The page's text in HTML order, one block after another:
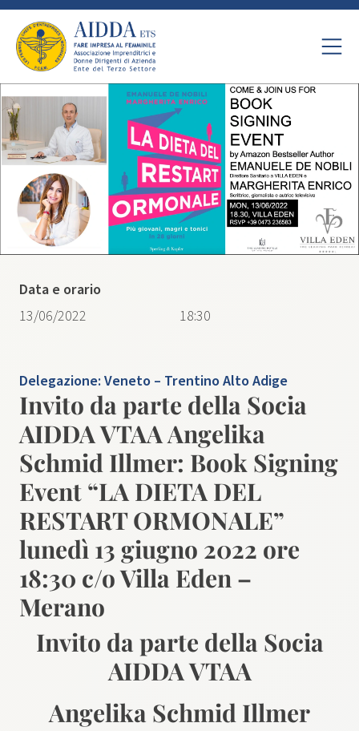
Delegazione:Veneto – Trentino Alto Adige
Invito da parte della Socia
AIDDA VTAA Angelika
Schmid Illmer: Book Signing
Event “LA DIETA DEL
RESTART ORMONALE”
lunedì 13 giugno 2022 ore
18:30 c/o Villa Eden –
Merano
Invito da parte della Socia
AIDDA VTAA
Angelika Schmid Illmer
Data e orario
13/06/2022
18:30